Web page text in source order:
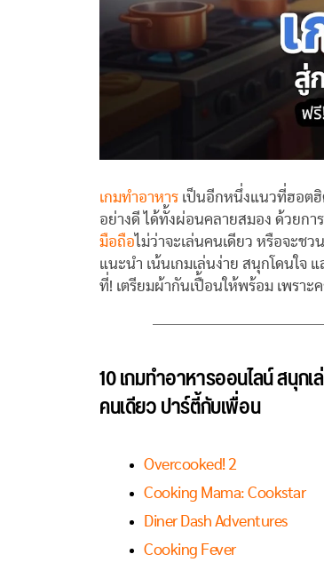
เกมทำอาหาร เป็นอีกหนึ่งแนวที่ฮอตฮิ
อย่างดี ได้ทั้งผ่อนคลายสมอง ด้วยก
มือถือ ไม่ว่าจะเล่นคนเดียว หรือจะชว
แนะนำ เน้นเกมเล่นง่าย สนุกโดนใจ
ที่! เตรียมผ้ากันเปื้อนให้พร้อม เพรา
10 เกมทำอาหารออนไลน์ สนุก
คนเดียว ปาร์ตี้กับเพื่อน
Overcooked! 2
Cooking Mama: Cookstar
Diner Dash Adventures
Cooking Fever